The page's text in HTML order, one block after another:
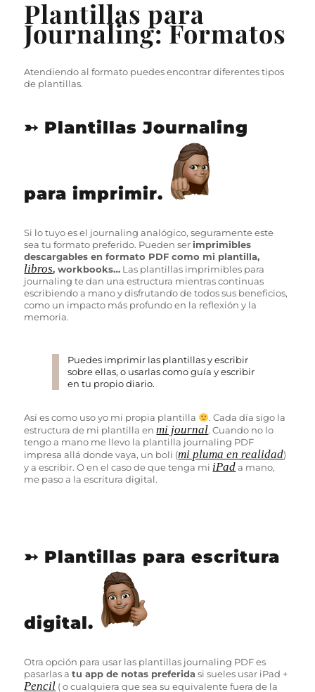
Plantillas para
Journaling: Formatos
Atendiendo al formato puedes encontrar diferentes tipos
de plantillas.
➳ Plantillas Journaling
para imprimir.
Si lo tuyo es el journaling analógico, seguramente este
sea tu formato preferido. Pueden serimprimibles
descargables en formato PDF como mi plantilla,
libros, workbooks… Las plantillas imprimibles para
journaling te dan una estructura mientras continuas
escribiendo a mano y disfrutando de todos sus beneficios,
como un impacto más profundo en la reflexión y la
memoria.
Puedes imprimir las plantillas y escribir
sobre ellas, o usarlas como guía y escribir
en tu propio diario.
Así es como uso yo mi propia plantilla
. Cada día sigo la
estructura de mi plantilla enmi journal. Cuando no lo
tengo a mano me llevo la plantilla journaling PDF
impresa allá donde vaya, un boli (mi pluma en realidad)
y a escribir. O en el caso de que tenga mi iPad a mano,
me paso a la escritura digital.
➳ Plantillas para escritura
digital.
Otra opción para usar las plantillas journaling PDF es
pasarlas atu app de notas preferida si sueles usar iPad +
Pencil ( o cualquiera que sea su equivalente fuera de la